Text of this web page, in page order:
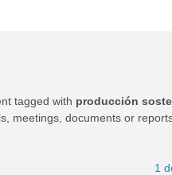
tagged with producción
meetings, documents or
1